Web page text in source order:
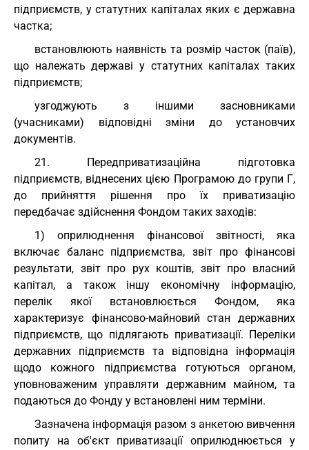
підприємств, у статутних капіталах яких є державна
частка;
встановлюють наявність та розмір часток (паїв),
що належать державі у статутних капіталах таких
підприємств;
узгоджують з іншими засновниками
(учасниками) відповідні зміни до установчих
документів.
21. Передприватизаційна підготовка
підприємств, віднесених цією Програмою до групи Г,
до прийняття рішення про їх приватизацію
передбачає здійснення Фондом таких заходів:
1) оприлюднення фінансової звітності, яка
включає баланс підприємства, звіт про фінансові
результати, звіт про рух коштів, звіт про власний
капітал, а також іншу економічну інформацію,
перелік якої встановлюється Фондом, яка
характеризує фінансово-майновий стан державних
підприємств, що підлягають приватизації. Переліки
державних підприємств та відповідна інформація
щодо кожного підприємства готуються органом,
уповноваженим управляти державним майном, та
подаються до Фонду у встановлені ним терміни.
Зазначена інформація разом з анкетою вивчення
попиту на об'єкт приватизації оприлюднюється у